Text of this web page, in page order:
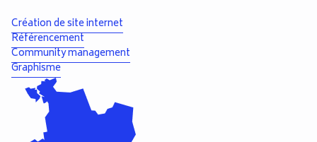
Création de site internet
Référencement
Community management
Graphisme